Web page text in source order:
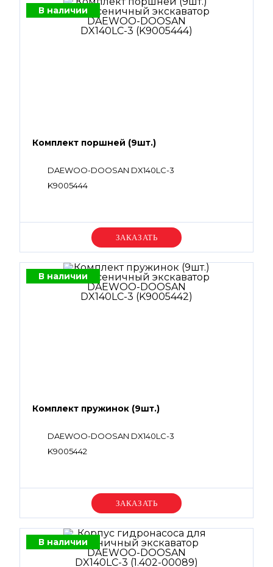
В наличии
Комплект поршней (9шт.)
DAEWOO-DOOSAN DX140LC-3
K9005444
Уточняйте цену
В наличии
Комплект пружинок (9шт.)
DAEWOO-DOOSAN DX140LC-3
K9005442
Уточняйте цену
В наличии